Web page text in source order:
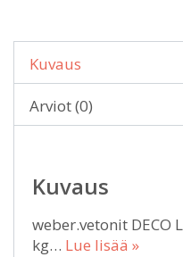
Kuvaus
Arviot (0)
Kuvaus
weber.vetonit DECO
kg… Lue lisää »